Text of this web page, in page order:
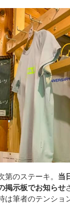
のステーキ。 当
掲示板でお知らせ
は筆者のテンショ